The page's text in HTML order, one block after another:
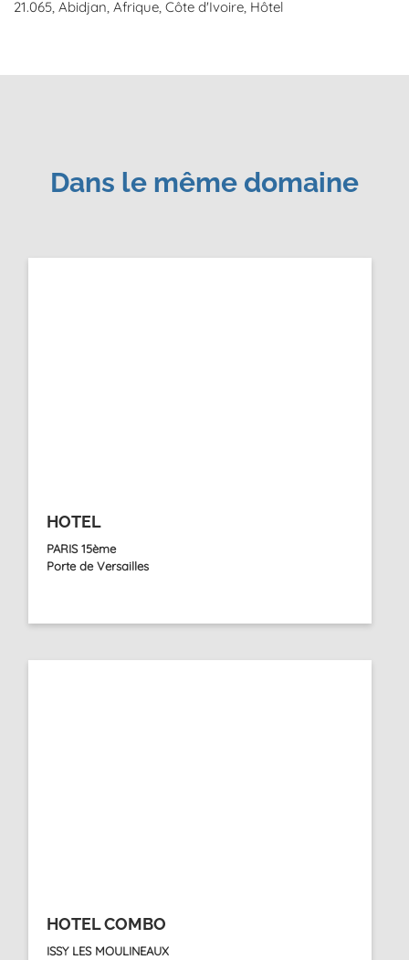
21.065 Abidjan Afrique Côte d'Ivoire Hôtel
Dans le même domaine
HOTEL
PARIS 15ème
Porte de Versailles
HOTEL COMBO
ISSY LES MOULINEAUX